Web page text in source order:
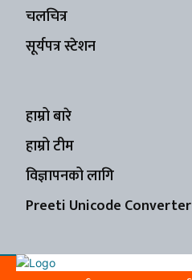
चलचित्र
सूर्यपत्र स्टेशन
हाम्रो बारे
हाम्रो टीम
विज्ञापनको लागि
Preeti Unicode Converter